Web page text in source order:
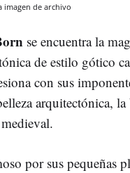
imagen de archivo
se encuentra la
de estilo gótico
con sus
arquitectónica,
por sus pequeñas